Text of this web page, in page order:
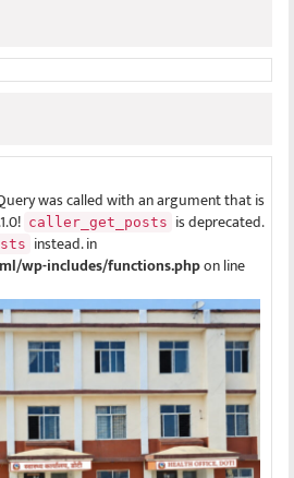
was called with an argument that is
caller_get_posts is deprecated.
instead. in
wp-includes/functions.phpon line